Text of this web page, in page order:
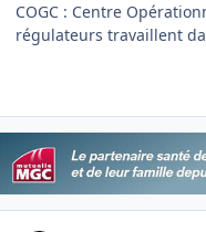
COGC : Centre
régulateurs travaillent